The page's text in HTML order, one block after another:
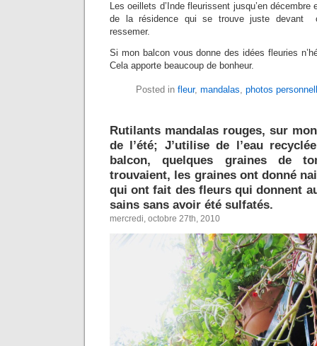
Les oeillets d’Inde fleurissent jusqu’en
de la résidence qui se trouve juste devant
ressemer.
Si mon balcon vous donne des idées fleuries
Cela apporte beaucoup de bonheur.
Posted in fleur, mandalas, photos
Rutilants mandalas rouges, sur
de l’été; J’utilise de l’eau
balcon, quelques graines de
trouvaient, les graines ont donné
qui ont fait des fleurs qui donnent
sains sans avoir été sulfatés.
mercredi, octobre 27th, 2010